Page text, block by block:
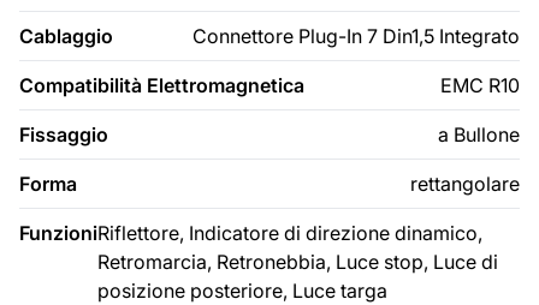
Cablaggio Connettore Plug-In 7 Din1,5 Integrato
Compatibilità Elettromagnetica EMC R10
Fissaggio a Bullone
Forma rettangolare
FunzioniRiflettore, Indicatore di direzione dinamico,
Retromarcia, Retronebbia, Luce stop, Luce di
posizione posteriore, Luce targa